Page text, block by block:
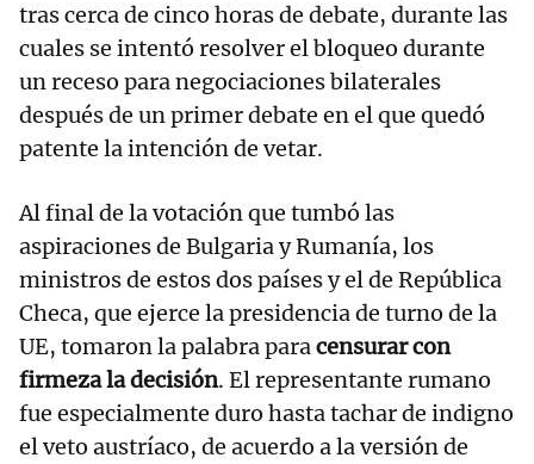
tras cerca de cinco horas de debate, durante las
cuales se intentó resolver el bloqueo durante
un receso para negociaciones bilaterales
después de un primer debate en el que quedó
patente la intención de vetar.
Al final de la votación que tumbó las
aspiraciones de Bulgaria y Rumanía, los
ministros de estos dos países y el de República
Checa, que ejerce la presidencia de turno de la
UE, tomaron la palabra paracensurar con
firmeza la decisión. El representante rumano
fue especialmente duro hasta tachar de indigno
el veto austríaco, de acuerdo a la versión de